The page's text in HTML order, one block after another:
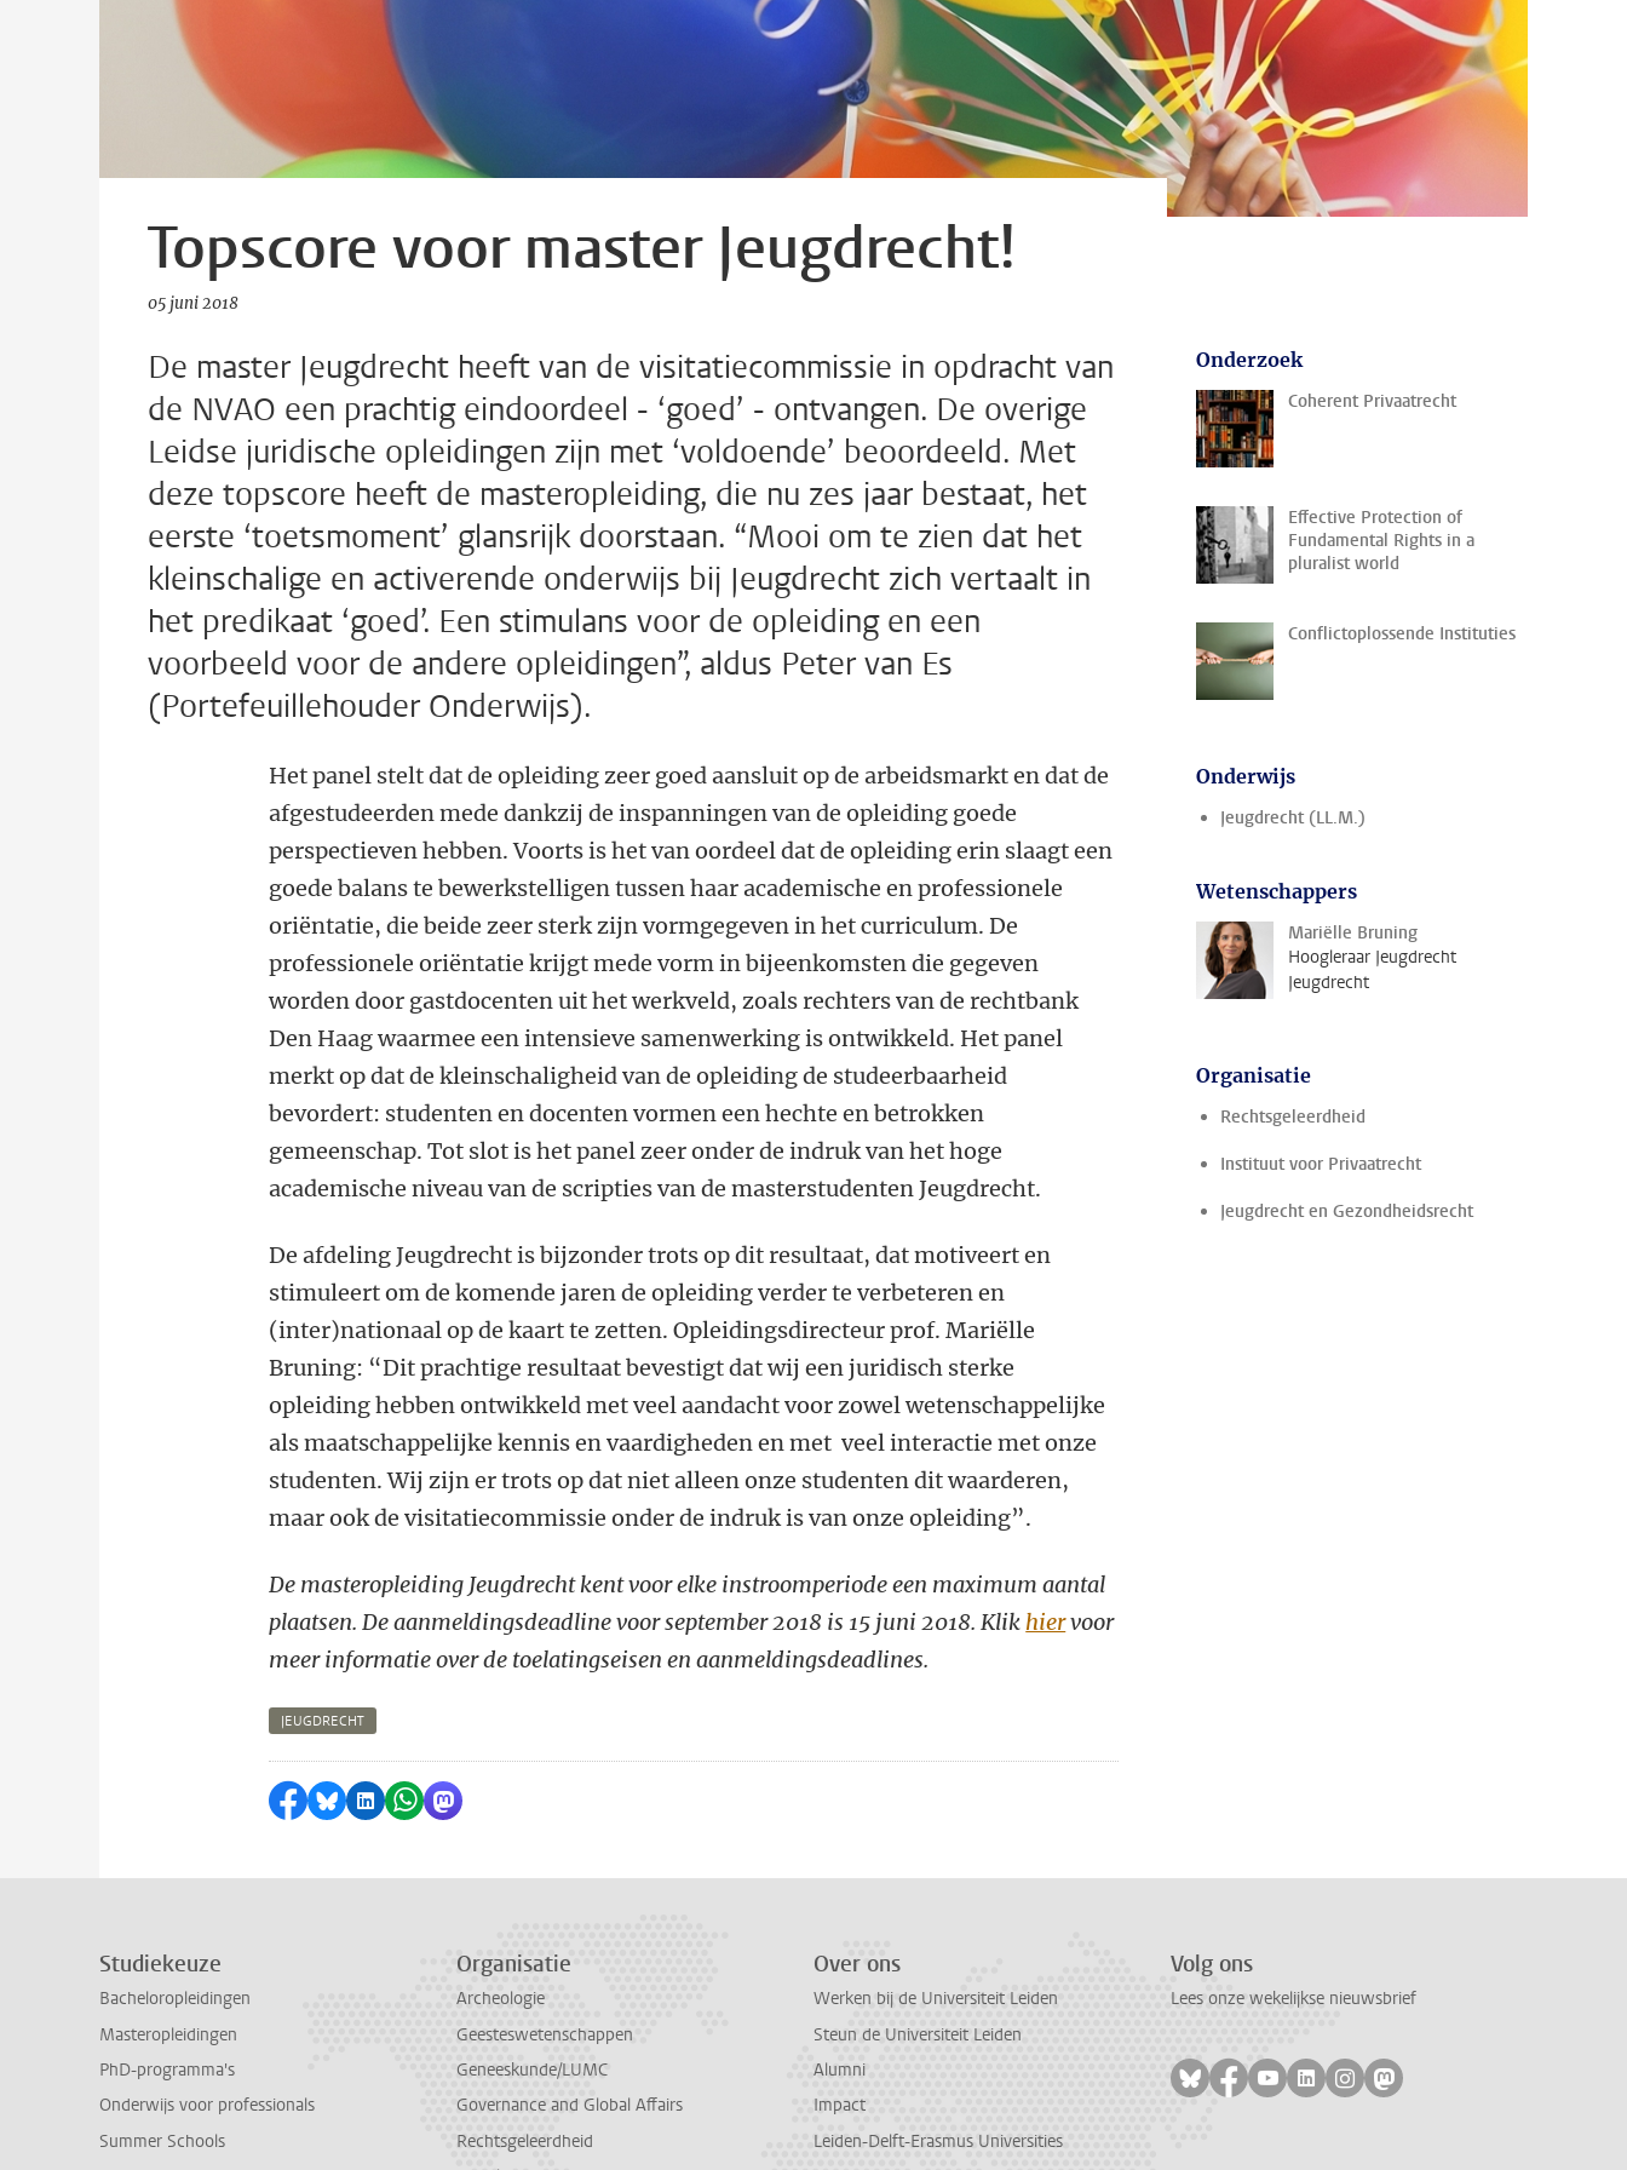
Topscore voor master Jeugdrecht!
05 juni 2018
De master Jeugdrecht heeft van de visitatiecommissie in opdracht van
de NVAO een prachtig eindoordeel - ‘goed’ - ontvangen. De overige
Leidse juridische opleidingen zijn met ‘voldoende’ beoordeeld. Met
deze topscore heeft de masteropleiding, die nu zes jaar bestaat, het
eerste ‘toetsmoment’ glansrijk doorstaan. “Mooi om te zien dat het
kleinschalige en activerende onderwijs bij Jeugdrecht zich vertaalt in
het predikaat ‘goed’. Een stimulans voor de opleiding en een
voorbeeld voor de andere opleidingen”, aldus Peter van Es
(Portefeuillehouder Onderwijs).
Het panel stelt dat de opleiding zeer goed aansluit op de arbeidsmarkt en dat de
afgestudeerden mede dankzij de inspanningen van de opleiding goede
perspectieven hebben. Voorts is het van oordeel dat de opleiding erin slaagt een
goede balans te bewerkstelligen tussen haar academische en professionele
oriëntatie, die beide zeer sterk zijn vormgegeven in het curriculum. De
professionele oriëntatie krijgt mede vorm in bijeenkomsten die gegeven
worden door gastdocenten uit het werkveld, zoals rechters van de rechtbank
Den Haag waarmee een intensieve samenwerking is ontwikkeld. Het panel
merkt op dat de kleinschaligheid van de opleiding de studeerbaarheid
bevordert: studenten en docenten vormen een hechte en betrokken
gemeenschap. Tot slot is het panel zeer onder de indruk van het hoge
academische niveau van de scripties van de masterstudenten Jeugdrecht.
De afdeling Jeugdrecht is bijzonder trots op dit resultaat, dat motiveert en
stimuleert om de komende jaren de opleiding verder te verbeteren en
(inter)nationaal op de kaart te zetten. Opleidingsdirecteur prof. Mariëlle
Bruning: “Dit prachtige resultaat bevestigt dat wij een juridisch sterke
opleiding hebben ontwikkeld met veel aandacht voor zowel wetenschappelijke
als maatschappelijke kennis en vaardigheden en met veel interactie met onze
studenten. Wij zijn er trots op dat niet alleen onze studenten dit waarderen,
maar ook de visitatiecommissie onder de indruk is van onze opleiding”.
De masteropleiding Jeugdrecht kent voor elke instroomperiode een maximum aantal
plaatsen. De aanmeldingsdeadline voor september 2018 is 15 juni 2018. Klik hiervoor
meer informatie over de toelatingseisen en aanmeldingsdeadlines.
JEUGDRECHT
Delen op Facebook
Delen via Bluesky
Delen op LinkedIn
Delen via WhatsApp
Delen via Mastodon
Onderzoek
Coherent Privaatrecht
Effective Protection of
Fundamental Rights in a
pluralist world
Conflictoplossende Instituties
Onderwijs
Jeugdrecht (LL.M.)
Wetenschappers
Mariëlle Bruning
Hoogleraar Jeugdrecht
Jeugdrecht
Organisatie
Rechtsgeleerdheid
Instituut voor Privaatrecht
Jeugdrecht en Gezondheidsrecht
Studiekeuze
Bacheloropleidingen
Masteropleidingen
PhD-programma's
Onderwijs voor professionals
Summer Schools
Organisatie
Archeologie
Geesteswetenschappen
Geneeskunde/LUMC
Governance and Global Affairs
Rechtsgeleerdheid
Over ons
Werken bij de Universiteit Leiden
Steun de Universiteit Leiden
Alumni
Impact
Leiden-Delft-Erasmus Universities
Volg ons
Lees onze wekelijkse nieuwsbrief
Volg ons op bluesky
Volg ons op facebook
Volg ons op youtube
Volg ons op linkedin
Volg ons op instagram
Volg ons op mastodon